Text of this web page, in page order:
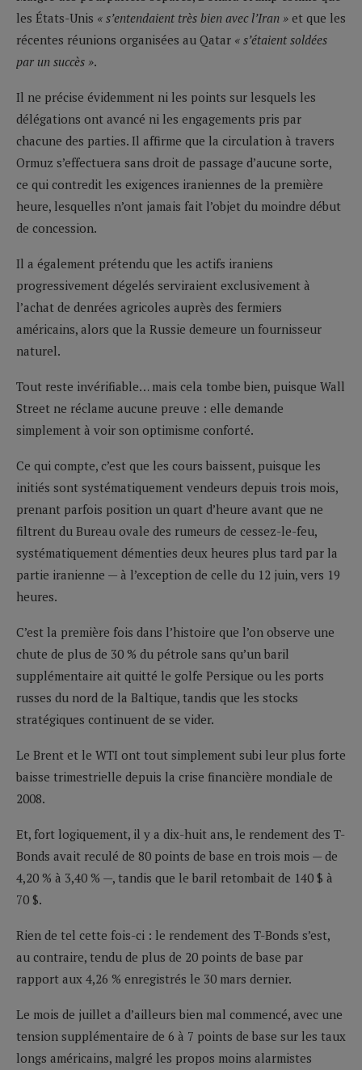
les États-Unis « s’entendaient très bien avec l’Iran » et que les
récentes réunions organisées au Qatar « s’étaient soldées
par un succès ».
Il ne précise évidemment ni les points sur lesquels les
délégations ont avancé ni les engagements pris par
chacune des parties. Il affirme que la circulation à travers
Ormuz s’effectuera sans droit de passage d’aucune sorte,
ce qui contredit les exigences iraniennes de la première
heure, lesquelles n’ont jamais fait l’objet du moindre début
de concession.
Il a également prétendu que les actifs iraniens
progressivement dégelés serviraient exclusivement à
l’achat de denrées agricoles auprès des fermiers
américains, alors que la Russie demeure un fournisseur
naturel.
Tout reste invérifiable… mais cela tombe bien, puisque Wall
Street ne réclame aucune preuve : elle demande
simplement à voir son optimisme conforté.
Ce qui compte, c’est que les cours baissent, puisque les
initiés sont systématiquement vendeurs depuis trois mois,
prenant parfois position un quart d’heure avant que ne
filtrent du Bureau ovale des rumeurs de cessez-le-feu,
systématiquement démenties deux heures plus tard par la
partie iranienne — à l’exception de celle du 12 juin, vers 19
heures.
C’est la première fois dans l’histoire que l’on observe une
chute de plus de 30 % du pétrole sans qu’un baril
supplémentaire ait quitté le golfe Persique ou les ports
russes du nord de la Baltique, tandis que les stocks
stratégiques continuent de se vider.
Le Brent et le WTI ont tout simplement subi leur plus forte
baisse trimestrielle depuis la crise financière mondiale de
2008.
Et, fort logiquement, il y a dix-huit ans, le rendement des T-
Bonds avait reculé de 80 points de base en trois mois — de
4,20 % à 3,40 % —, tandis que le baril retombait de 140 $ à
70 $.
Rien de tel cette fois-ci : le rendement des T-Bonds s’est,
au contraire, tendu de plus de 20 points de base par
rapport aux 4,26 % enregistrés le 30 mars dernier.
Le mois de juillet a d’ailleurs bien mal commencé, avec une
tension supplémentaire de 6 à 7 points de base sur les taux
longs américains, malgré les propos moins alarmistes